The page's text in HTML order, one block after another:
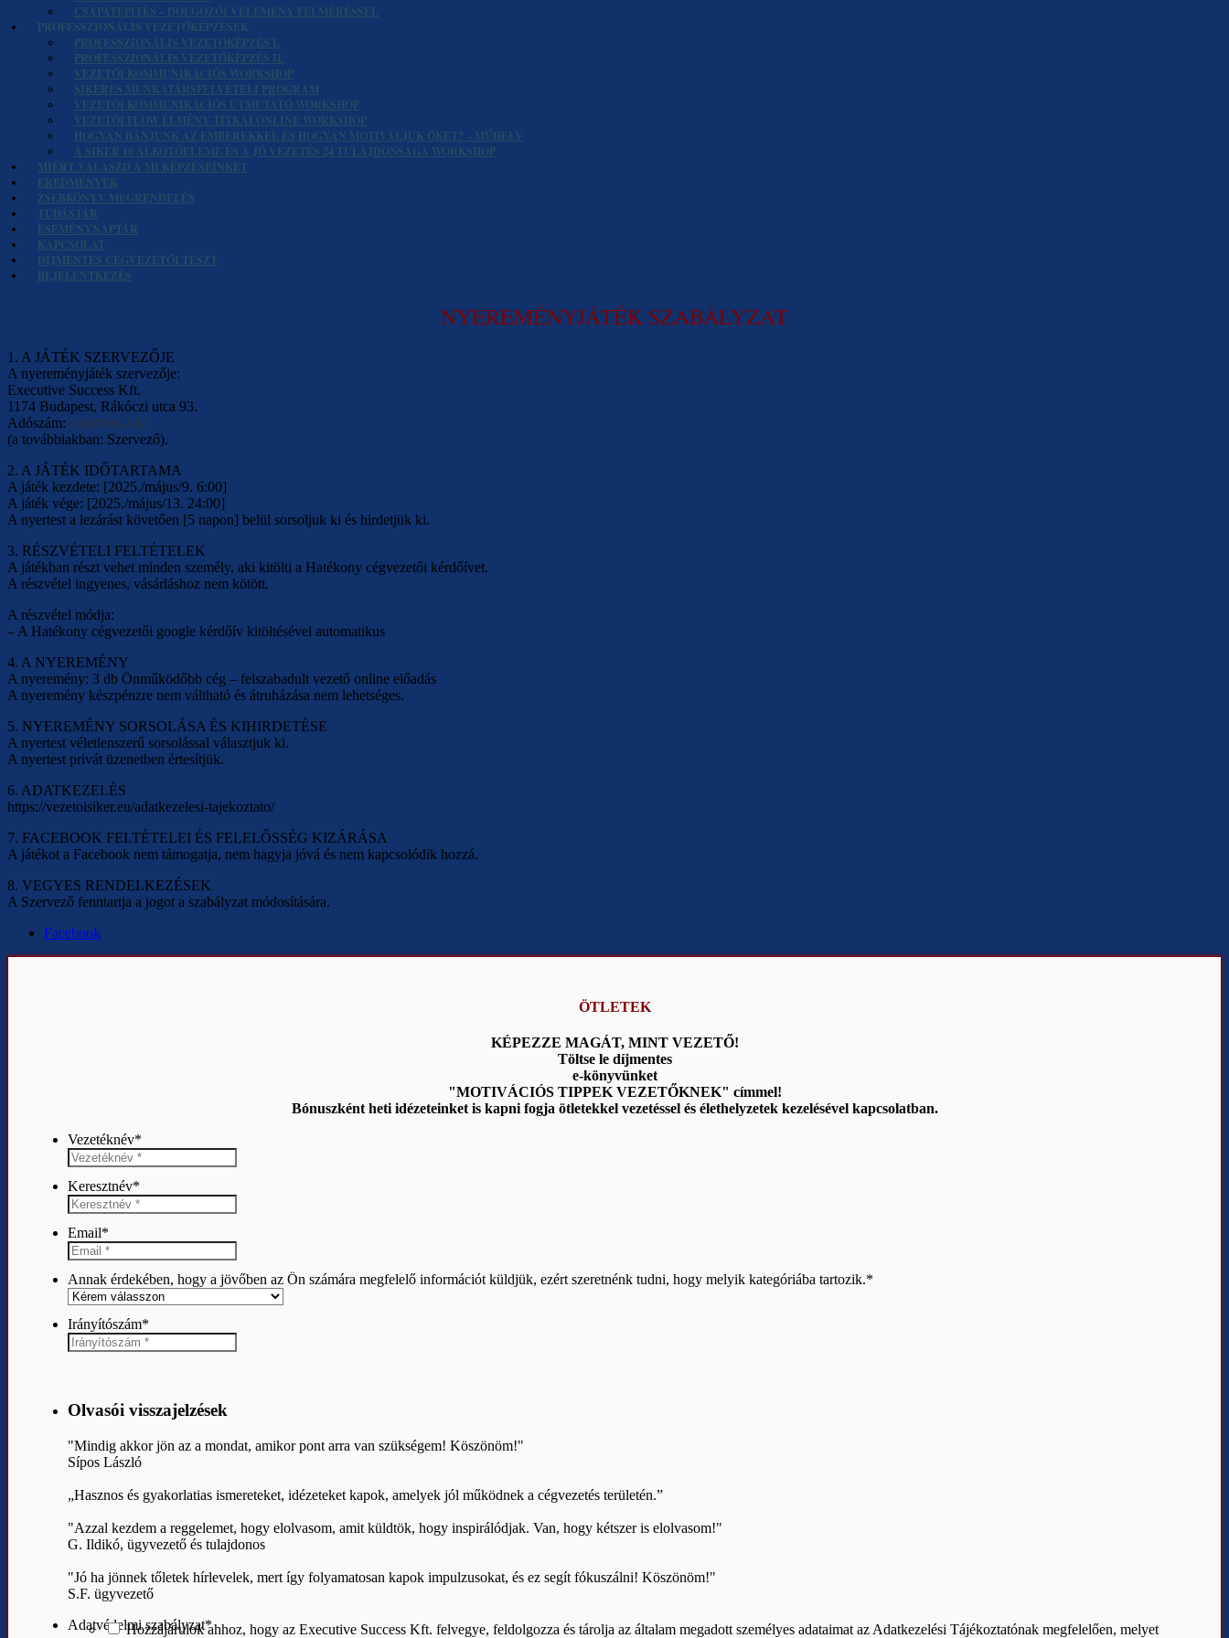
CSAPATÉPÍTÉS – DOLGOZÓI VÉLEMÉNY FELMÉRÉSSEL
PROFESSZIONÁLIS VEZETŐKÉPZÉSEK
PROFESSZIONÁLIS VEZETŐKÉPZÉS I.
PROFESSZIONÁLIS VEZETŐKÉPZÉS II.
VEZETŐI KOMMUNIKÁCIÓS WORKSHOP
SIKERES MUNKATÁRSFELVÉTELI PROGRAM
VEZETŐI KOMMUNIKÁCIÓS ÚTMUTATÓ WORKSHOP
VEZETŐI FLOW ÉLMÉNY TITKAI ONLINE WORKSHOP
HOGYAN BÁNJUNK AZ EMBEREKKEL ÉS HOGYAN MOTIVÁLJUK ŐKET? – MŰHELY
A SIKER 10 ALKOTÓELEME ÉS A JÓ VEZETÉS 24 TULAJDONSÁGA WORKSHOP
MIÉRT VÁLASZD A MI KÉPZÉSEINKET
EREDMÉNYEK
ZSEBKÖNYV MEGRENDELÉS
TUDÁSTÁR
ESEMÉNYNAPTÁR
KAPCSOLAT
DÍJMENTES CÉGVEZETŐI TESZT
BEJELENTKEZÉS
NYEREMÉNYJÁTÉK SZABÁLYZAT
1. A JÁTÉK SZERVEZŐJE
A nyereményjáték szervezője:
Executive Success Kft.
1174 Budapest, Rákóczi utca 93.
Adószám: 14947009-2-42
(a továbbiakban: Szervező).
2. A JÁTÉK IDŐTARTAMA
A játék kezdete: [2025./május/9. 6:00]
A játék vége: [2025./május/13. 24:00]
A nyertest a lezárást követően [5 napon] belül sorsoljuk ki és hirdetjük ki.
3. RÉSZVÉTELI FELTÉTELEK
A játékban részt vehet minden személy, aki kitölti a Hatékony cégvezetői kérdőívet.
A részvétel ingyenes, vásárláshoz nem kötött.
A részvétel módja:
– A Hatékony cégvezetői google kérdőív kitöltésével automatikus
4. A NYEREMÉNY
A nyeremény: 3 db Önműködőbb cég – felszabadult vezető online előadás
A nyeremény készpénzre nem váltható és átruházása nem lehetséges.
5. NYEREMÉNY SORSOLÁSA ÉS KIHIRDETÉSE
A nyertest véletlenszerű sorsolással választjuk ki.
A nyertest privát üzenetben értesítjük.
6. ADATKEZELÉS
https://vezetoisiker.eu/adatkezelesi-tajekoztato/
7. FACEBOOK FELTÉTELEI ÉS FELELŐSSÉG KIZÁRÁSA
A játékot a Facebook nem támogatja, nem hagyja jóvá és nem kapcsolódik hozzá.
8. VEGYES RENDELKEZÉSEK
A Szervező fenntartja a jogot a szabályzat módosítására.
Facebook
ÖTLETEK
KÉPEZZE MAGÁT, MINT VEZETŐ!
Töltse le díjmentes
e-könyvünket
"MOTIVÁCIÓS TIPPEK VEZETŐKNEK" címmel!
Bónuszként heti idézeteinket is kapni fogja ötletekkel vezetéssel és élethelyzetek kezelésével kapcsolatban.
Vezetéknév*
Keresztnév*
Email*
Annak érdekében, hogy a jövőben az Ön számára megfelelő információt küldjük, ezért szeretnénk tudni, hogy melyik kategóriába tartozik.*
Irányítószám*
Olvasói visszajelzések
"Mindig akkor jön az a mondat, amikor pont arra van szükségem! Köszönöm!"
Sípos László
„Hasznos és gyakorlatias ismereteket, idézeteket kapok, amelyek jól működnek a cégvezetés területén.”
"Azzal kezdem a reggelemet, hogy elolvasom, amit küldtök, hogy inspirálódjak. Van, hogy kétszer is elolvasom!"
G. Ildikó, ügyvezető és tulajdonos
"Jó ha jönnek tőletek hírlevelek, mert így folyamatosan kapok impulzusokat, és ez segít fókuszálni! Köszönöm!"
S.F. ügyvezető
Adatvédelmi szabályzat*
Hozzájárulok ahhoz, hogy az Executive Success Kft. felvegye, feldolgozza és tárolja az általam megadott személyes adataimat az Adatkezelési Tájékoztatónak megfelelően, melyet